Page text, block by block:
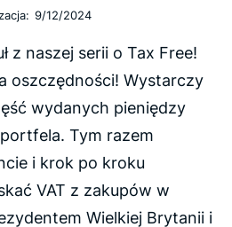
9/12/2024
z naszej serii o Tax Free!
oszczędności! Wystarczy
wydanych pieniędzy
Tym razem
i krok po kroku
VAT z zakupów w
Wielkiej Brytanii i